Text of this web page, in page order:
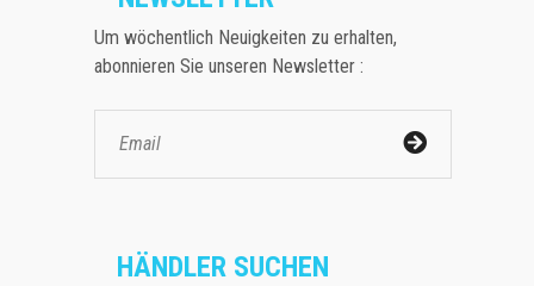
Um wöchentlich Neuigkeiten zu erhalten,
abonnieren Sie unseren Newsletter :
HÄNDLER SUCHEN